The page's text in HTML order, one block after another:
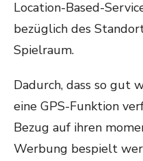
Location-Based-
bezüglich des
Spielraum.
Dadurch, dass so gut
eine GPS-Funktion
Bezug auf ihren
Werbung bespielt